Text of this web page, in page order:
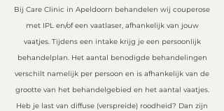
Bij Care Clinic in Apeldoorn behandelen wij couperose
met IPL en/of een vaatlaser, afhankelijk van jouw
vaatjes. Tijdens een intake krijg je een persoonlijk
behandelplan. Het aantal benodigde behandelingen
verschilt namelijk per persoon en is afhankelijk van de
grootte van het behandelgebied en het aantal vaatjes.
Heb je last van diffuse (verspreide) roodheid? Dan zijn